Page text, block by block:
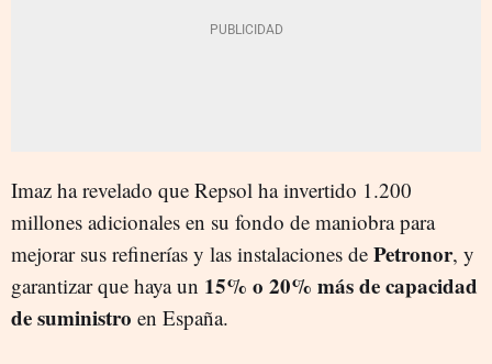
Imaz ha revelado que Repsol ha invertido 1.200
millones adicionales en su fondo de maniobra para
mejorar sus refinerías y las instalaciones de Petronor, y
garantizar que haya un 15% o 20% más de capacidad
de suministro en España.